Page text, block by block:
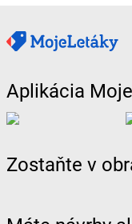
Aplikácia
Zostaňte v